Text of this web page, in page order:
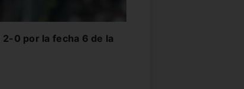
2-0 por la fecha 6 de la